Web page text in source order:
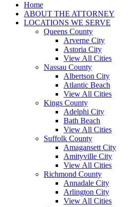
Home
ABOUT THE ATTORNEY
LOCATIONS WE SERVE
Queens County
Arverne City
Astoria City
View All Cities
Nassau County
Albertson City
Atlantic Beach
View All Cities
Kings County
Adelphi City
Bath Beach
View All Cities
Suffolk County
Amagansett City
Amityville City
View All Cities
Richmond County
Annadale City
Arlington City
View All Cities